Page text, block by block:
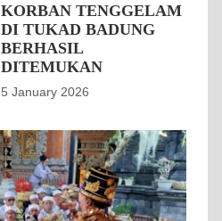
KORBAN TENGGELAM
DI TUKAD BADUNG
BERHASIL
DITEMUKAN
5 January 2026